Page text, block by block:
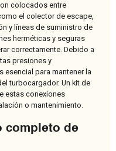
colocados entre
el colector de escape,
y líneas de suministro de
herméticas y seguras
correctamente. Debido a
presiones y
esencial para mantener la
turbocargador. Un kit de
estas conexiones
o mantenimiento.
completo de